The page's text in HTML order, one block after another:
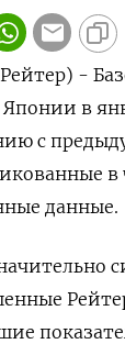
-
в
с
в
данные.